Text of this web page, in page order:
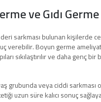
ve Gıdı
sarkması bulunan kişilerde
verebilir. Boyun germe
sıkılaştırılır ve daha genç
grubunda veya ciddi sarkması
uzun süre kalıcı sonuç